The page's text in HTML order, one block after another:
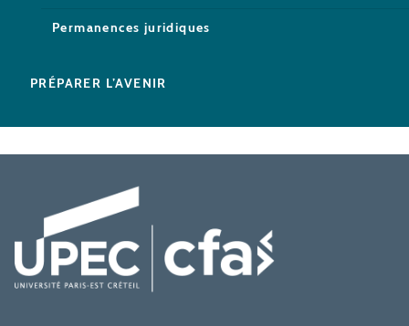
Permanences juridiques
PRÉPARER L’AVENIR